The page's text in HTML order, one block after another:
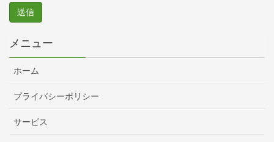
メニュー
ホーム
プライバシーポリシー
サービス